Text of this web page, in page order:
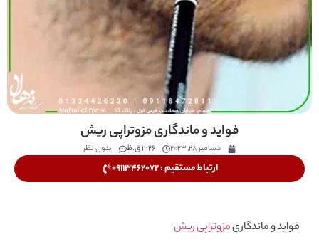
فواید و ماندگاری مزوتراپی ریش
دسامبر 28, 2023 11:26 ق.ظ بدون نظر
ارتباط مستقیم : 09113462072
فواید و ماندگاریمزوتراپی ریش